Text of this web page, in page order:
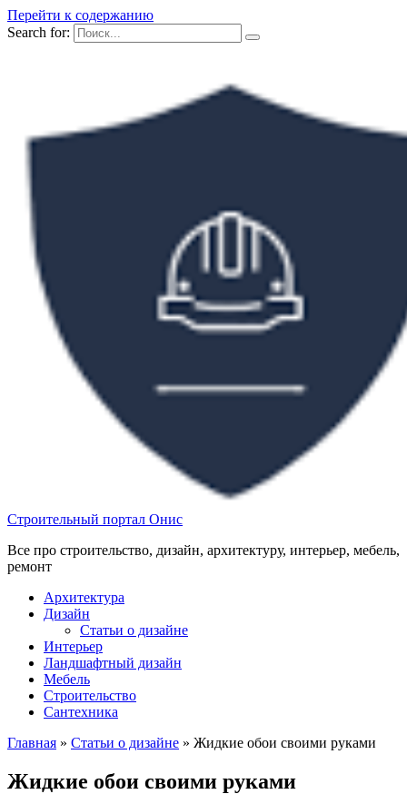
Перейти к содержанию
Search for:
Строительный портал Онис
Все про строительство, дизайн, архитектуру, интерьер, мебель,
ремонт
Архитектура
Дизайн
Статьи о дизайне
Интерьер
Ландшафтный дизайн
Мебель
Строительство
Сантехника
Главная » Статьи о дизайне » Жидкие обои своими руками
Жидкие обои своими руками